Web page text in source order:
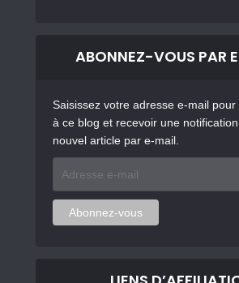
ABONNEZ-VOUS PAR
Saisissez votre adresse e-mail
à ce blog et recevoir une
nouvel article par e-mail.
mail
Abonnez-vous